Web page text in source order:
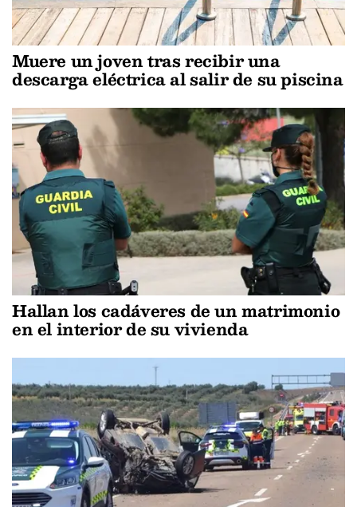
Muere un joven tras recibir una
descarga eléctrica al salir de su piscina
Hallan los cadáveres de un matrimonio
en el interior de su vivienda